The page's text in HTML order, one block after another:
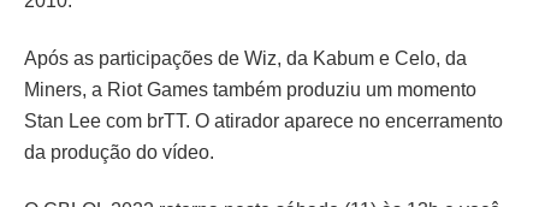
Após as participações de Wiz, da Kabum e Celo, da
Miners, a Riot Games também produziu um momento
Stan Lee com brTT. O atirador aparece no encerramento
da produção do vídeo.